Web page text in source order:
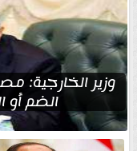
وزير الخارجية:
الضم